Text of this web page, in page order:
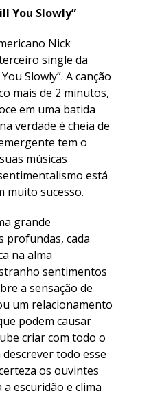
You Slowly”
Nick
single da
Slowly”. A canção
mais de 2 minutos,
em uma batida
verdade é cheia de
tem o
músicas
está
muito sucesso.
grande
profundas, cada
na alma
sentimentos
a sensação de
um relacionamento
podem causar
criar com todo o
todo esse
os ouvintes
escuridão e clima